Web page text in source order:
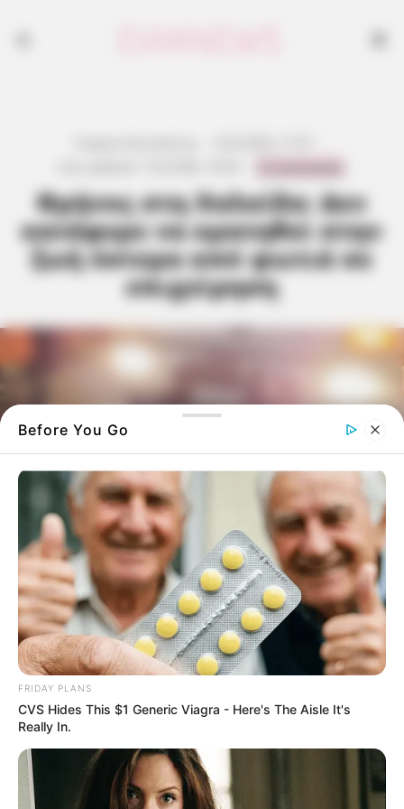
Θρήνος στη Χαλκίδα: Δεν
κατάφερε να κρατηθεί στην
ζωή ύστερα από φωτιά σε
επιχείρηση
Η άτυχη γυναίκα έδωσε μεγάλη μάχη για
την ζωή της αλλά δεν τα κατάφερε
Δυσάρεστη ήταν κατάληξη από τη φωτιά στην
βιοτεχνία κεριώνστηΧαλκίδα
Before You Go
FRIDAY PLANS
CVS Hides This $1 Generic Viagra - Here's The Aisle It's
Really In.